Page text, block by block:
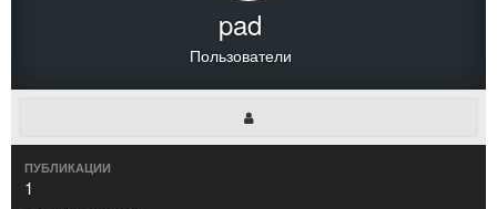
pad
Пользователи
ПУБЛИКАЦИИ
1